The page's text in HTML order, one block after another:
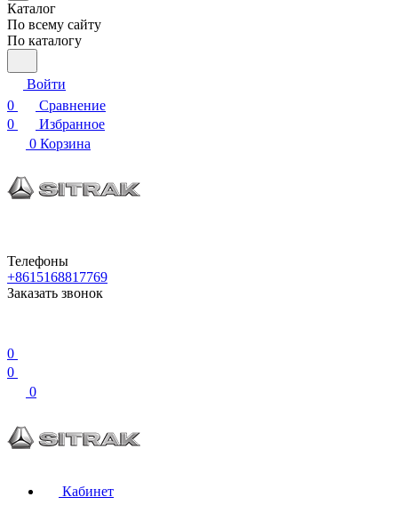
Каталог
По всему сайту
По каталогу
Войти
0
Сравнение
0
Избранное
0 Корзина
Телефоны
+8615168817769
Заказать звонок
0
0
0
Кабинет